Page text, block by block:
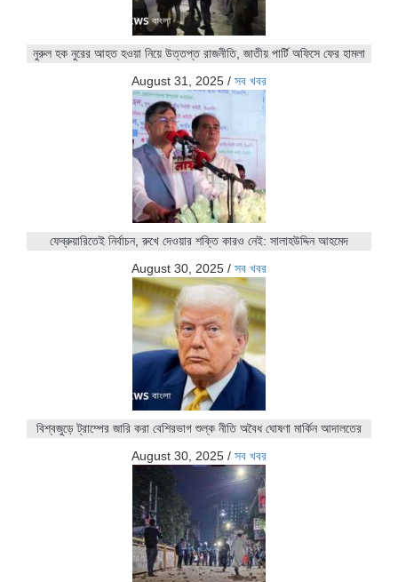
নুরুল হক নুরের আহত হওয়া নিয়ে উত্তপ্ত রাজনীতি, জাতীয় পার্টি অফিসে ফের হামলা
August 31, 2025 / সব খবর
ফেব্রুয়ারিতেই নির্বাচন, রুখে দেওয়ার শক্তি কারও নেই: সালাহউদ্দিন আহমেদ
August 30, 2025 / সব খবর
বিশ্বজুড়ে ট্রাম্পের জারি করা বেশিরভাগ শুল্ক নীতি অবৈধ ঘোষণা মার্কিন আদালতের
August 30, 2025 / সব খবর